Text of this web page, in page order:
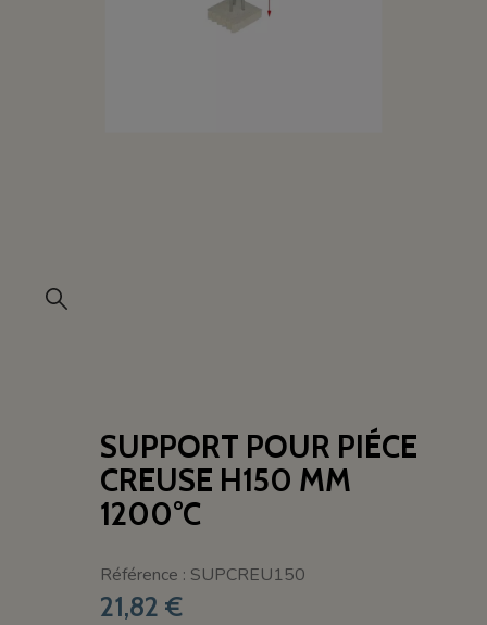
SUPPORT POUR PIÉCE
CREUSE H150 MM
1200°C
Référence : SUPCREU150
21,82 €